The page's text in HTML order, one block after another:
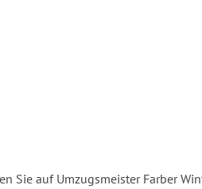
Sie auf Umzugsmeister Farber